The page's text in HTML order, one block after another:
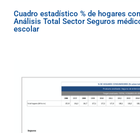
Cuadro estadístico % de hogares
Análisis Total Sector Seguros
escolar